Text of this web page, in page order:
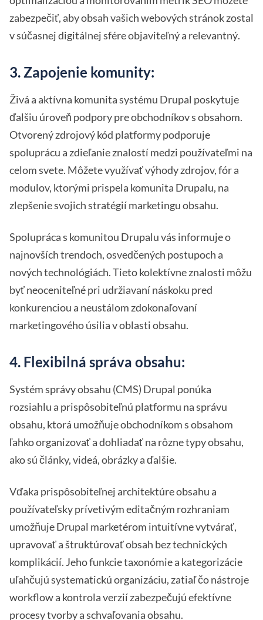
zabezpečiť, aby obsah vašich webových stránok zostal
v súčasnej digitálnej sfére objaviteľný a relevantný.
3. Zapojenie komunity:
Živá a aktívna komunita systému Drupal poskytuje
ďalšiu úroveň podpory pre obchodníkov s obsahom.
Otvorený zdrojový kód platformy podporuje
spoluprácu a zdieľanie znalostí medzi používateľmi na
celom svete. Môžete využívať výhody zdrojov, fór a
modulov, ktorými prispela komunita Drupalu, na
zlepšenie svojich stratégií marketingu obsahu.
Spolupráca s komunitou Drupalu vás informuje o
najnovších trendoch, osvedčených postupoch a
nových technológiách. Tieto kolektívne znalosti môžu
byť neoceniteľné pri udržiavaní náskoku pred
konkurenciou a neustálom zdokonaľovaní
marketingového úsilia v oblasti obsahu.
4. Flexibilná správa obsahu:
Systém správy obsahu (CMS) Drupal ponúka
rozsiahlu a prispôsobiteľnú platformu na správu
obsahu, ktorá umožňuje obchodníkom s obsahom
ľahko organizovať a dohliadať na rôzne typy obsahu,
ako sú články, videá, obrázky a ďalšie.
Vďaka prispôsobiteľnej architektúre obsahu a
používateľsky prívetivým editačným rozhraniam
umožňuje Drupal marketérom intuitívne vytvárať,
upravovať a štruktúrovať obsah bez technických
komplikácií. Jeho funkcie taxonómie a kategorizácie
uľahčujú systematickú organizáciu, zatiaľ čo nástroje
workflow a kontrola verzií zabezpečujú efektívne
procesy tvorby a schvaľovania obsahu.